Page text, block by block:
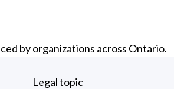
by organizations across Ontario.
Legal topic